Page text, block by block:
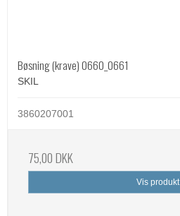
Bøsning (krave) 0660_0661
SKIL
3860207001
75,00 DKK
Vis produkt